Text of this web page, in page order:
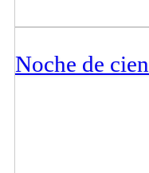
Noche de